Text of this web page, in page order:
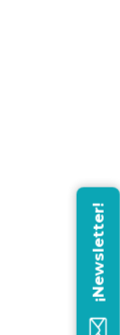
¡Newsletter!